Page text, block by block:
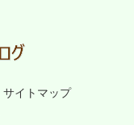
サイトマップ